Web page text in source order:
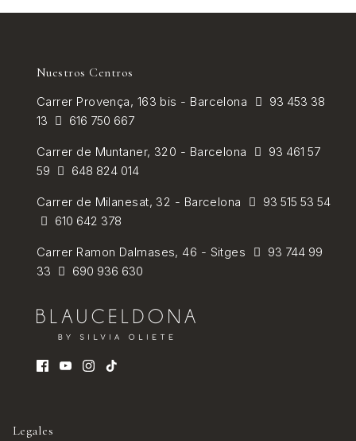
Nuestros Centros
Carrer Provença, 163 bis - Barcelona
93 453 38
13
616 750 667
Carrer de Muntaner, 320 - Barcelona
93 461 57
59
648 824 014
Carrer de Milanesat, 32 - Barcelona
93 515 53 54
610 642 378
Carrer Ramon Dalmases, 46 - Sitges
93 744 99
33
690 936 630
Legales